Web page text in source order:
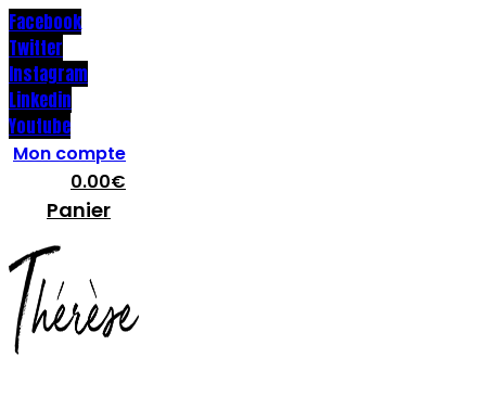
Facebook
Twitter
Instagram
Linkedin
Youtube
Mon compte
0.00€
Panier